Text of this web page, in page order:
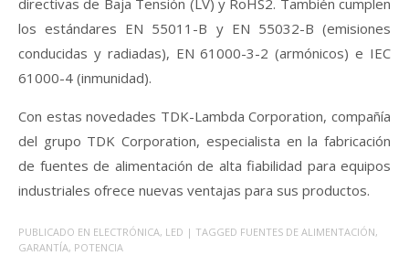
los estándares EN 55011-B y EN 55032-B (emisiones
conducidas y radiadas), EN 61000-3-2 (armónicos) e IEC
61000-4 (inmunidad).
Con estas novedades TDK-Lambda Corporation, compañía
del grupo TDK Corporation, especialista en la fabricación
de fuentes de alimentación de alta fiabilidad para equipos
industriales ofrece nuevas ventajas para sus productos.
PUBLICADO EN ELECTRÓNICA, LED | TAGGED FUENTES DE ALIMENTACIÓN,
GARANTÍA, POTENCIA